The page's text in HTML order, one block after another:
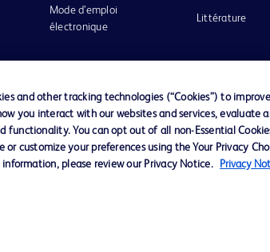
Mode d’emploi
électronique
Littérature
de cookies Confidentialité
and other tracking technologies (“Cookies”) to
you interact with our websites and services, evaluate
functionality. You can opt out of all non-Essential
or customize your preferences using the Your Privacy
please review our Privacy Notice.
Privacy